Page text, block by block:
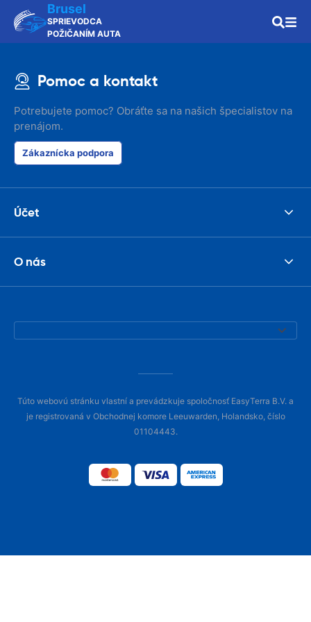
Brusel
SPRIEVODCA
POŽIČANÍM AUTA
Pomoc a kontakt
Potrebujete pomoc? Obráťte sa na našich špecialistov na
prenájom.
Zákaznícka podpora
Účet
O nás
Túto webovú stránku vlastní a prevádzkuje spoločnosť EasyTerra B.V. a
je registrovaná v Obchodnej komore Leeuwarden, Holandsko, číslo
01104443.